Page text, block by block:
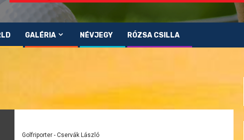
GALÉRIA NÉVJEGY RÓZSA CSILLA
Golfriporter - Cservák László